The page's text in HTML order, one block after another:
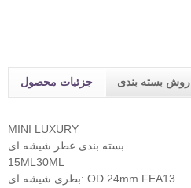
جزئیات محصول روش بسته بندی
MINI LUXURY
بسته بندی عطر شیشه ای
15ML30ML
بطری شیشه ای: OD 24mm FEA13